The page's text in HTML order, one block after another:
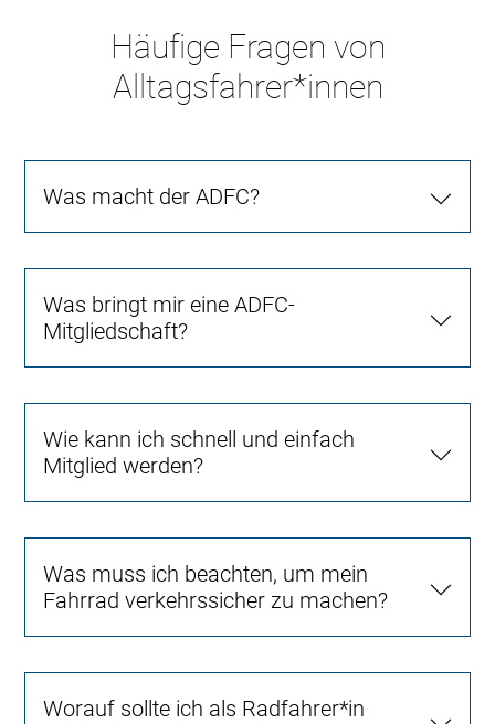
Häufige Fragen von
Alltagsfahrer*innen
Was macht der ADFC?
Was bringt mir eine ADFC-
Mitgliedschaft?
Wie kann ich schnell und einfach
Mitglied werden?
Was muss ich beachten, um mein
Fahrrad verkehrssicher zu machen?
Worauf sollte ich als Radfahrer*in